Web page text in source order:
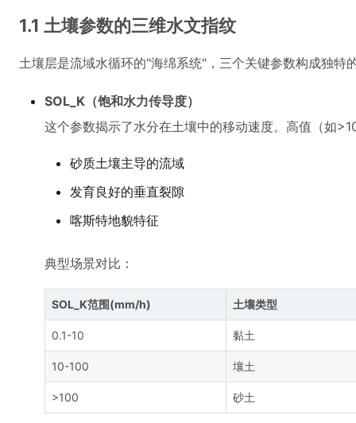
1.1 土壤参数的三维水文指纹
土壤层是流域水循环的"海绵系统"，三个关键参数构成独特
SOL_K（饱和水力传导度）
这个参数揭示了水分在土壤中的移动速度。高值（如
砂质土壤主导的流域
发育良好的垂直裂隙
喀斯特地貌特征
典型场景对比：
SOL_K范围(mm/h) 土壤类型
0.1-10 黏土
10-100 壤土
>100 砂土